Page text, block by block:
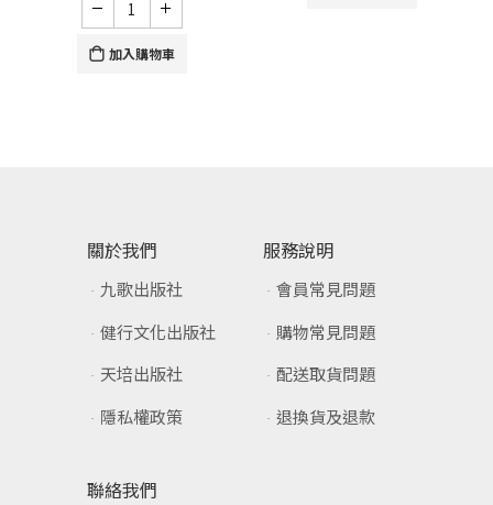
加入購物車
關於我們
九歌出版社
健行文化出版社
天培出版社
隱私權政策
服務說明
會員常見問題
購物常見問題
配送取貨問題
退換貨及退款
聯絡我們